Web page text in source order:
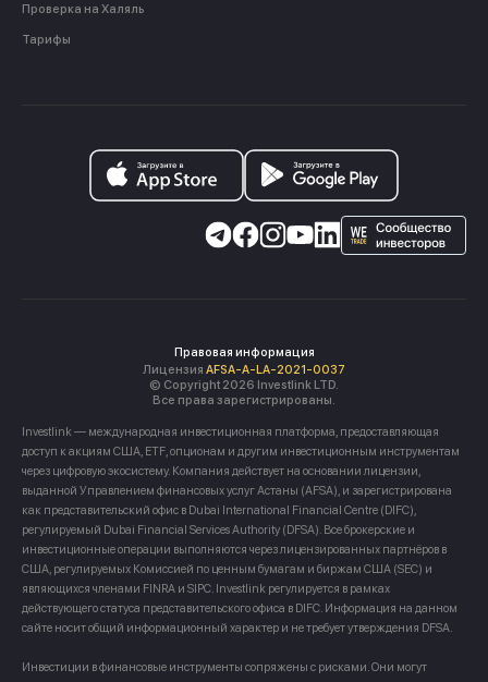
Проверка на Халяль
Тарифы
Правовая информация
Лицензия AFSA-A-LA-2021-0037
© Copyright 2026 Investlink LTD.
Все права зарегистрированы.
Investlink — международная инвестиционная платформа, предоставляющая
доступ к акциям США, ETF, опционам и другим инвестиционным инструментам
через цифровую экосистему. Компания действует на основании лицензии,
выданной Управлением финансовых услуг Астаны (AFSA), и зарегистрирована
как представительский офис в Dubai International Financial Centre (DIFC),
регулируемый Dubai Financial Services Authority (DFSA). Все брокерские и
инвестиционные операции выполняются через лицензированных партнёров в
США, регулируемых Комиссией по ценным бумагам и биржам США (SEC) и
являющихся членами FINRA и SIPC. Investlink регулируется в рамках
действующего статуса представительского офиса в DIFC. Информация на данном
сайте носит общий информационный характер и не требует утверждения DFSA.
Инвестиции в финансовые инструменты сопряжены с рисками. Они могут